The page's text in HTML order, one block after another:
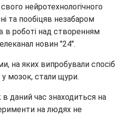
нейротехнологічного
та пообіцяв незабаром
в роботі над створенням
новин "24".
на яких випробували спосіб
у мозок, стали щури.
даний час знаходиться на
на людях не